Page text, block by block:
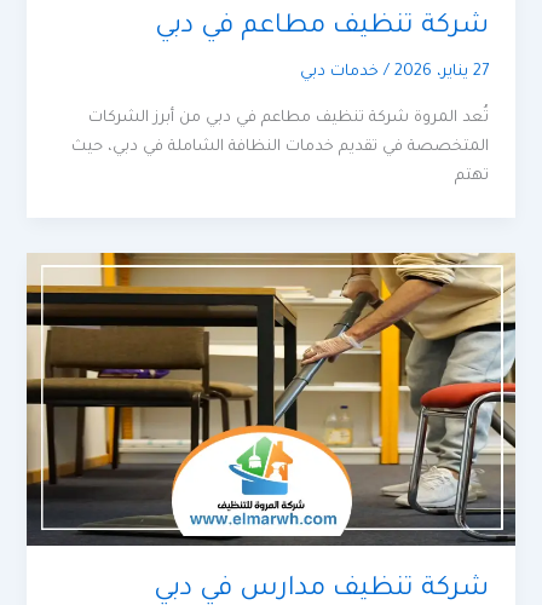
شركة تنظيف مطاعم في دبي
27 يناير، 2026 / خدمات دبي
تُعد المروة شركة تنظيف مطاعم في دبي من أبرز الشركات
المتخصصة في تقديم خدمات النظافة الشاملة في دبي، حيث
تهتم
شركة تنظيف مدارس في دبي